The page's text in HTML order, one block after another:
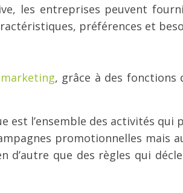
les entreprises peuvent
préférences et
marketing, grâce à des
est l’ensemble des activités
promotionnelles mais
que des règles qui